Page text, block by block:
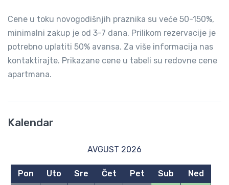
Cene u toku novogodišnjih praznika su veće 50-150%,
minimalni zakup je od 3-7 dana. Prilikom rezervacije je
potrebno uplatiti 50% avansa. Za više informacija nas
kontaktirajte. Prikazane cene u tabeli su redovne cene
apartmana.
Kalendar
AVGUST 2026
Pon Uto Sre Čet Pet Sub Ned